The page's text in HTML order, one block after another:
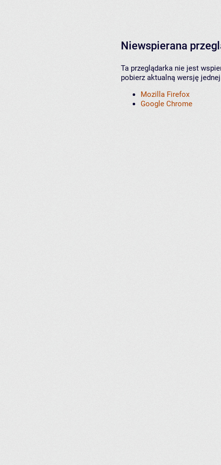
Niewspierana
Ta przeglądarka nie jest
pobierz aktualną wersję
Mozilla Firefox
Google Chrome